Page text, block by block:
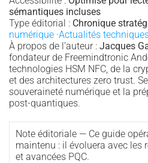
sémantiques incluses
Type éditorial : Chronique
numérique ·Actualités
À propos de l’auteur : Jacques
fondateur de Freemindtronic
technologies HSM NFC, de la
et des architectures zero trust.
souveraineté numérique et la
post-quantiques.
Note éditoriale — Ce guide
maintenu : il évoluera avec les
et avancées PQC.